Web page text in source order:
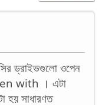
ড্রাইভগুলো ওপেন
with । এটা
হয় সাধারণত